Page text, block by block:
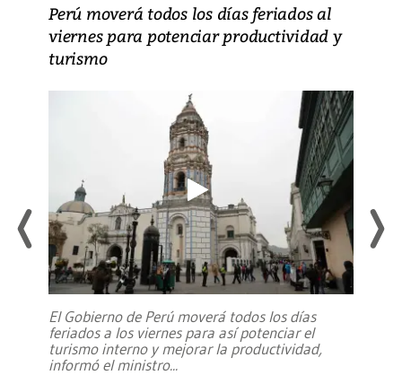
Perú moverá todos los días feriados al
viernes para potenciar productividad y
turismo
El Gobierno de Perú moverá todos los días
feriados a los viernes para así potenciar el
turismo interno y mejorar la productividad,
informó el ministro...